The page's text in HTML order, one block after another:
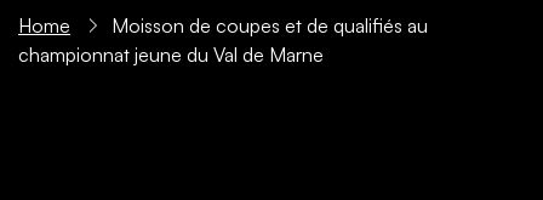
Home
Moisson de coupes et de qualifiés au
championnat jeune du Val de Marne